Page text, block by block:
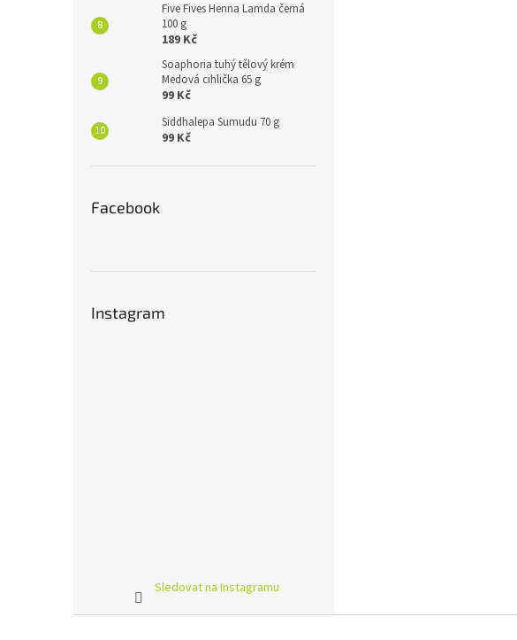
Five Fives Henna Lamda černá
100 g
189 Kč
Soaphoria tuhý tělový krém
Medová cihlička 65 g
99 Kč
Siddhalepa Sumudu 70 g
99 Kč
Facebook
Instagram
Sledovat na Instagramu